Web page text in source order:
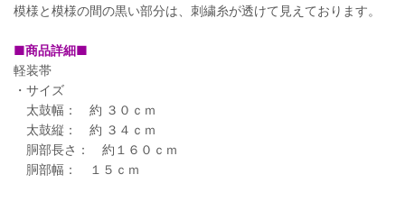
模様と模様の間の黒い部分は、刺繍糸が透けて見えております。
■商品詳細■
軽装帯
・サイズ
太鼓幅： 約 ３０ｃｍ
太鼓縦： 約 ３４ｃｍ
胴部長さ： 約１６０ｃｍ
胴部幅： １５ｃｍ